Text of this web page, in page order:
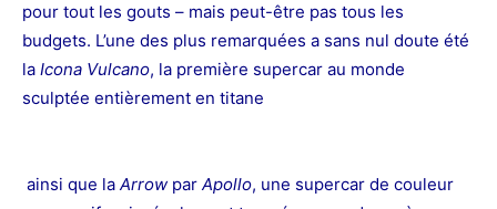
pour tout les gouts – mais peut-être pas tous les
budgets. L’une des plus remarquées a sans nul doute été
la Icona Vulcano, la première supercar au monde
sculptée entièrement en titane
ainsi que la Arrow par Apollo, une supercar de couleur